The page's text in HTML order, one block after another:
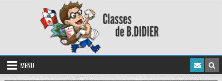
MENU